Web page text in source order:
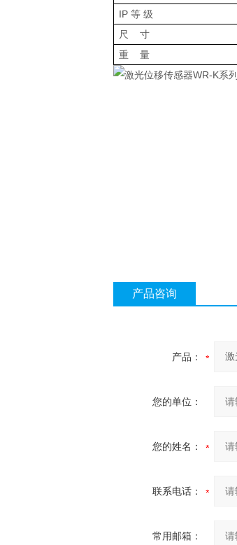
IP 等 级
尺
寸
重
量
产品咨询
产品：
您的单位：
您的姓名：
联系电话：
常用邮箱：